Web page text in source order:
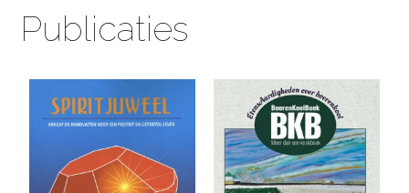
Publicaties